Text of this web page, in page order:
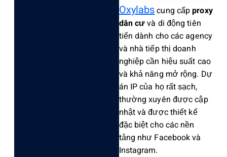
Oxylabscung cấpproxy
dân cưvà di động tiên
tiến dành cho các agency
và nhà tiếp thị doanh
nghiệp cần hiệu suất cao
và khả năng mở rộng. Dự
án IP của họ rất sạch,
thường xuyên được cập
nhật và được thiết kế
đặc biệt cho các nền
tảng như Facebook và
Instagram.